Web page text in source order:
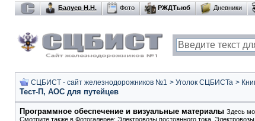
Балуев Н.Н. Фото РЖДТьюб Дневники
СЦБИСТ - сайт железнодорожников №1 > Уголок СЦБИСТа >
Тест-П, АОС для путейцев
Программное обеспечение и визуальные материалы Здесь
Смотрите также в Фотогалерее: Электровозы постоянного тока